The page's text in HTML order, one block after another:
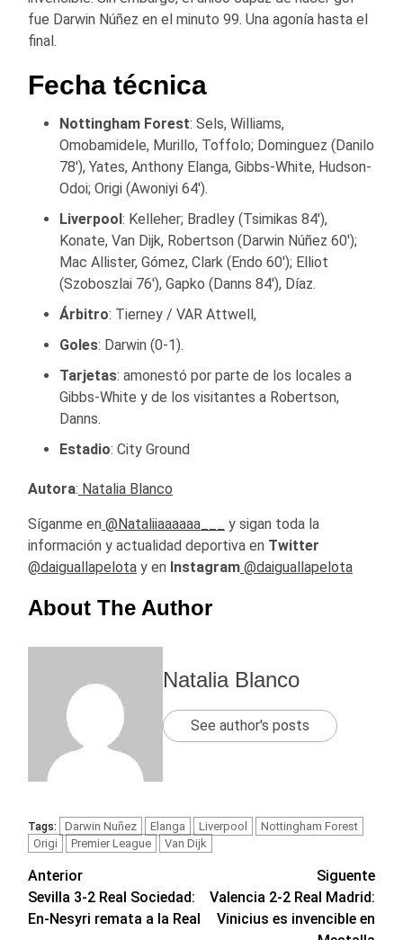
fue Darwin Núñez en el minuto 99. Una agonía hasta el
final.
Fecha técnica
Nottingham Forest: Sels, Williams,
Omobamidele, Murillo, Toffolo; Dominguez (Danilo
78′), Yates, Anthony Elanga, Gibbs-White, Hudson-
Odoi; Origi (Awoniyi 64′).
Liverpool: Kelleher; Bradley (Tsimikas 84′),
Konate, Van Dijk, Robertson (Darwin Núñez 60′);
Mac Allister, Gómez, Clark (Endo 60′); Elliot
(Szoboszlai 76′), Gapko (Danns 84′), Díaz.
Árbitro: Tierney / VAR Attwell,
Goles: Darwin (0-1).
Tarjetas: amonestó por parte de los locales a
Gibbs-White y de los visitantes a Robertson,
Danns.
Estadio: City Ground
Autora: Natalia Blanco
Síganme en @Nataliiaaaaaa___
y sigan toda la
información y actualidad deportiva en Twitter
@daiguallapelota y en Instagram @daiguallapelota
About The Author
Natalia Blanco
See author's posts
Tags: Darwin Nuñez Elanga Liverpool
Nottingham Forest
Origi
Premier League Van Dijk
Navegación
de
Anterior
Sevilla 3-2 Real Sociedad:
En-Nesyri remata a la Real
Siguente
Valencia 2-2 Real Madrid:
Vinicius es invencible en